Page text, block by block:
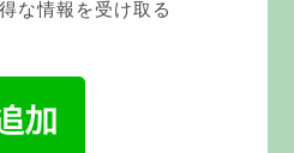
な情報を受け取る